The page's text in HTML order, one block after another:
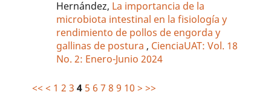
Hernández, La importancia de la
microbiota intestinal en la fisiología y
rendimiento de pollos de engorda y
gallinas de postura , CienciaUAT: Vol. 18
No. 2: Enero-Junio 2024
<< < 1 2 3 4 5 6 7 8 9 10 > >>